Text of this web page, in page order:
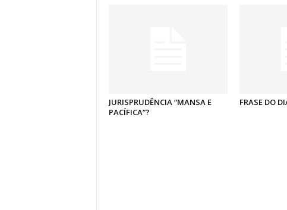
JURISPRUDÊNCIA “MANSA E
PACÍFICA”?
FRASE DO